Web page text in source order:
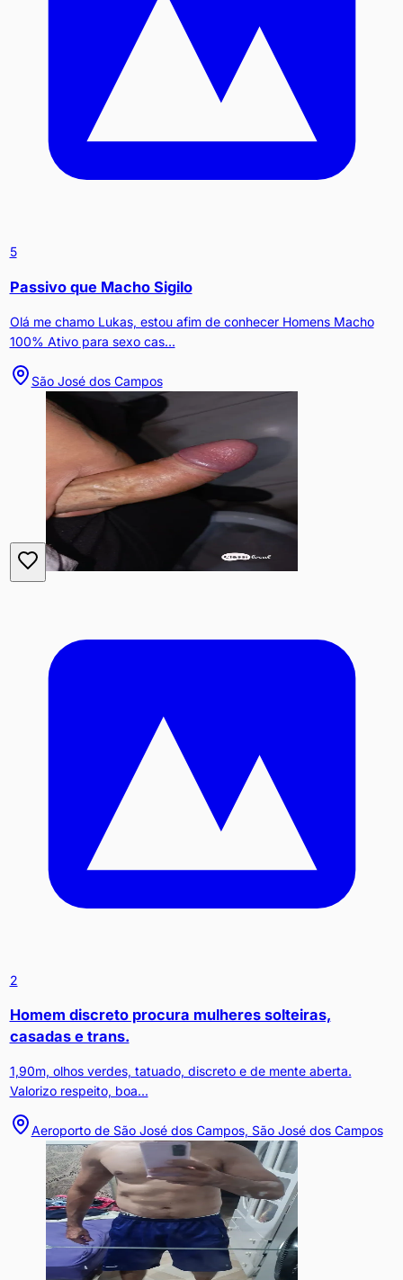
5
Passivo que Macho Sigilo
Olá me chamo Lukas, estou afim de conhecer Homens Macho
100% Ativo para sexo cas...
São José dos Campos
2
Homem discreto procura mulheres solteiras,
casadas e trans.
1,90m, olhos verdes, tatuado, discreto e de mente aberta.
Valorizo respeito, boa...
Aeroporto de São José dos Campos, São José dos Campos